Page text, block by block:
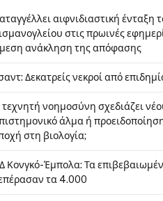
αιφνιδιαστική ένταξη
στις πρωινές
ανάκληση της απόφασης
Δεκατρείς νεκροί από
νοημοσύνη σχεδιάζει
άλμα ή
στη βιολογία;
Κονγκό-Έμπολα: Τα
τα 4.000